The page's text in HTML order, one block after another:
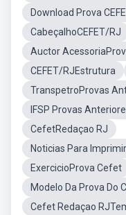
Download Prova
CabeçalhoCEFET/RJ
Auctor
CEFET/RJEstrutura
TranspetroProvas
IFSP Provas
CefetRedaçao RJ
Noticias Para
ExercicioProva Cefet
Modelo Da Prova Do
Cefet Redaçao